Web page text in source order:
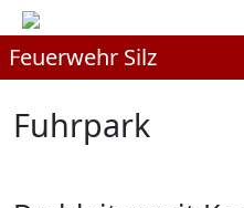
Feuerwehr Silz
Fuhrpark